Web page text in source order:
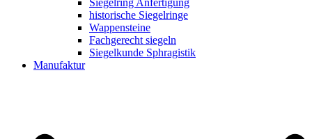
Siegelring Anfertigung
historische Siegelringe
Wappensteine
Fachgerecht siegeln
Siegelkunde Sphragistik
Manufaktur